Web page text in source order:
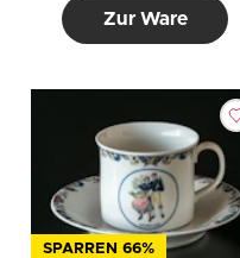
Zur Ware
SPARREN 66%